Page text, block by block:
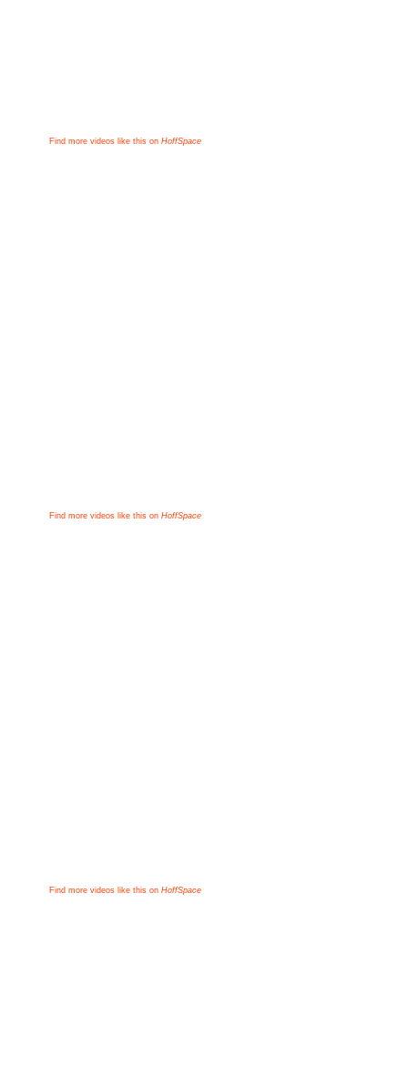
Find more videos like this on HoffSpace
Find more videos like this on HoffSpace
Find more videos like this on HoffSpace